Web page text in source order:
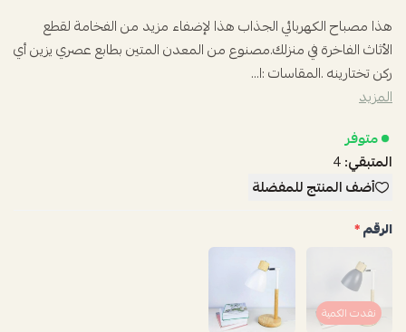
هذا مصباح الكهربائي الجذاب هذا لإضفاء مزيد من الفخامة لقطع
الأثاث الفاخرة في منزلك.مصنوع من المعدن المتين بطابع عصري يزين أي
ركن تختارينه .المقاسات :ا...
المزيد
متوفر
المتبقي:4
أضف المنتج للمفضلة
الرقم*
نفدت الكمية